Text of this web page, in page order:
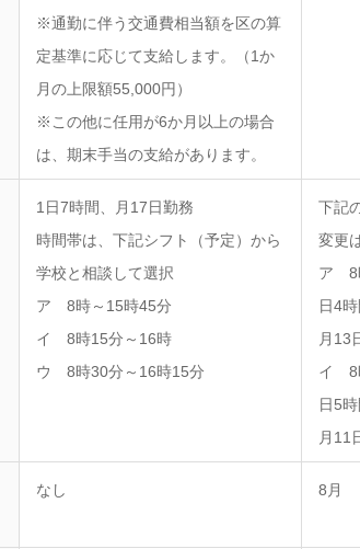
※通勤に伴う交通費相当額を区の算
定基準に応じて支給します。（1か
月の上限額55,000円）
※この他に任用が6か月以上の場合
は、期末手当の支給があります。
1日7時間、月17日勤務
時間帯は、下記シフト（予定）から
学校と相談して選択
ア 8時～15時45分
イ 8時15分～16時
ウ 8時30分～16時15分
下記
変更
ア 8
日4時
月13
イ 8
日5時
月11
なし 8月